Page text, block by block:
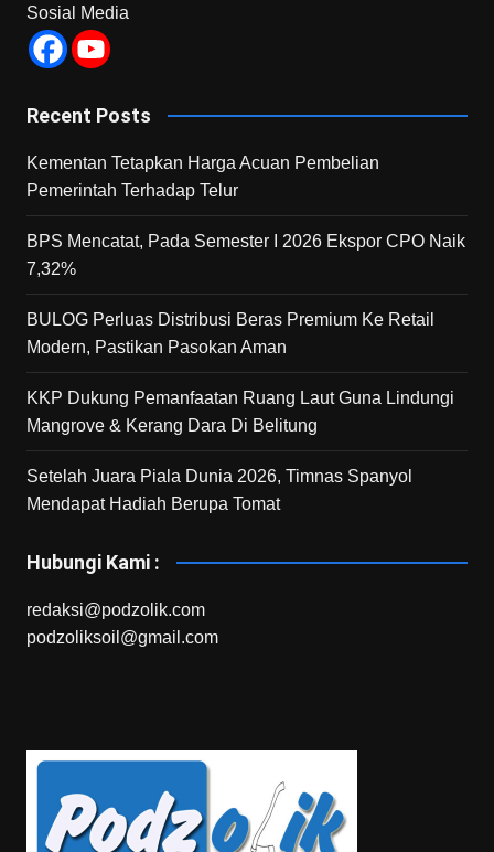
Sosial Media
Recent Posts
Kementan Tetapkan Harga Acuan Pembelian
Pemerintah Terhadap Telur
BPS Mencatat, Pada Semester I 2026 Ekspor CPO Naik
7,32%
BULOG Perluas Distribusi Beras Premium Ke Retail
Modern, Pastikan Pasokan Aman
KKP Dukung Pemanfaatan Ruang Laut Guna Lindungi
Mangrove & Kerang Dara Di Belitung
Setelah Juara Piala Dunia 2026, Timnas Spanyol
Mendapat Hadiah Berupa Tomat
Hubungi Kami :
redaksi@podzolik.com
podzoliksoil@gmail.com